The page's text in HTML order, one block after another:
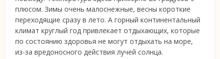
плюсом. Зимы очень малоснежные, весны короткие
переходящие сразу в лето. А горный континентальный
климат круглый год привлекает отдыхающих, которые
по состоянию здоровья не могут отдыхать на море,
из-за вредоносного действия лучей солнца.